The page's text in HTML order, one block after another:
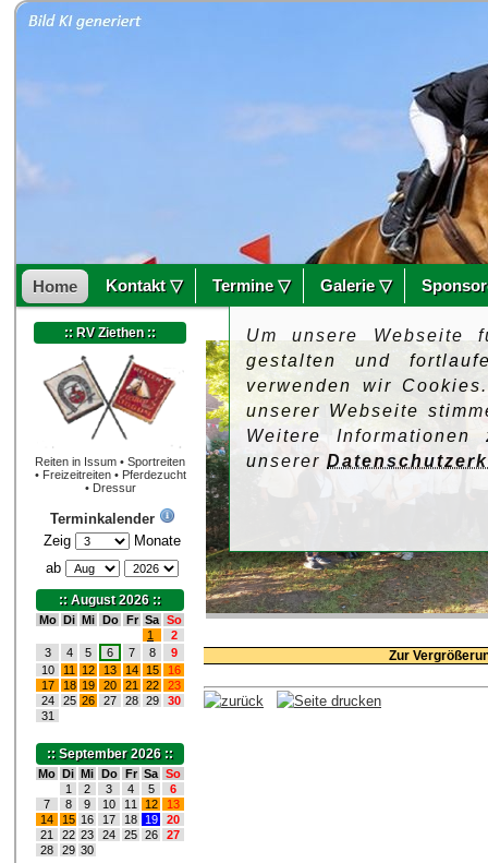
Home Kontakt ▽ Termine ▽ Galerie ▽
:: RV Ziethen ::
Reiten in Issum • Sportreiten
• Freizeitreiten • Pferdezucht
• Dressur
Terminkalender
Zeig
Monate
ab
:: August 2026 ::
Mo Di Mi Do Fr Sa So
1
2
3
4 5 6 7 8
9
10
11 12 13 14 15
16
17
18 19 20 21 22
23
24
25 26 27 28 29
30
31
:: September 2026 ::
Mo Di Mi Do Fr Sa So
1
2 3 4 5
6
7
8 9 10 11 12
13
14
15 16 17 18 19
20
21
22 23 24 25 26
27
28
29 30
Zur
Um unsere Webseite
gestalten und
verwenden wir
unserer Webseite
Weitere
unserer